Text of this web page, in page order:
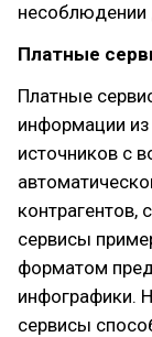
несоблюдении
Платные
Платные
информации
источников с
контрагентов,
сервисы
форматом
инфографики.
сервисы